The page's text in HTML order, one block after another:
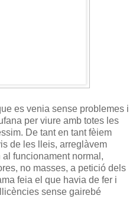
es venia sense problemes i
per viure amb totes les
De tant en tant fèiem
de les lleis, arreglàvem
funcionament normal,
no masses, a petició dels
feia el que havia de fer i
sense gairebé